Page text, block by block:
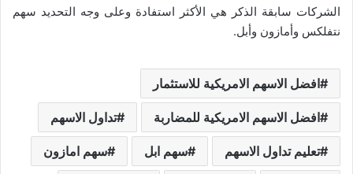
الشركات سابقة الذكر هي الأكثر استفادة وعلى وجه التحديد سهم
نتفلكس وأمازون وأبل.
افضل الاسهم الامريكية للاستثمار
افضل الاسهم الامريكية للمضاربة تداول الاسهم
تعليم تداول الاسهم سهم ابل سهم امازون